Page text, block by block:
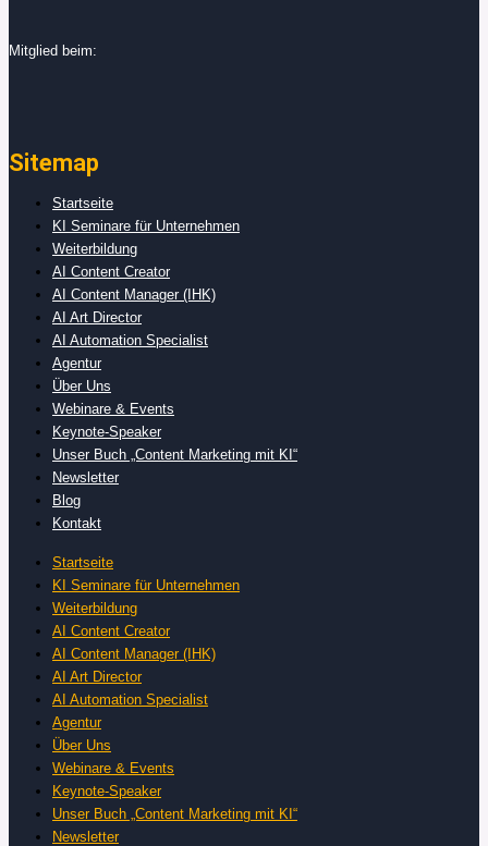
Mitglied beim:
Sitemap
Startseite
KI Seminare für Unternehmen
Weiterbildung
AI Content Creator
AI Content Manager (IHK)
AI Art Director
AI Automation Specialist
Agentur
Über Uns
Webinare & Events
Keynote-Speaker
Unser Buch „Content Marketing mit KI“
Newsletter
Blog
Kontakt
Startseite
KI Seminare für Unternehmen
Weiterbildung
AI Content Creator
AI Content Manager (IHK)
AI Art Director
AI Automation Specialist
Agentur
Über Uns
Webinare & Events
Keynote-Speaker
Unser Buch „Content Marketing mit KI“
Newsletter